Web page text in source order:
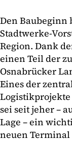
Den Baubeginn
Stadtwerke-
Region. Dank
einen Teil der
Osnabrücker
Eines der
Logistikprojekte
sei seit jeher –
Lage – ein
neuen Terminal